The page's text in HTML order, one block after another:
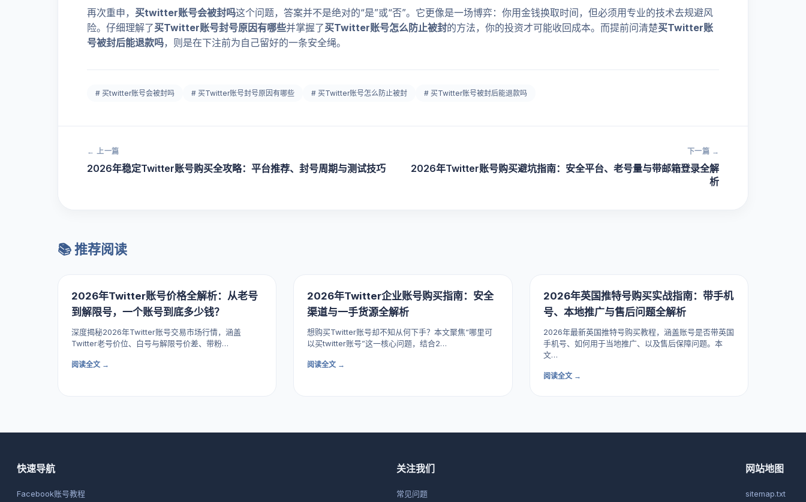
再次重申， 买twitter账号会被封吗这个问题，答案并不是绝对的“是”或“否”。它更像是一场博弈：你用金钱换取时间，但必须用专业的技术去规避风
险。仔细理解了买Twitter账号封号原因有哪些并掌握了买Twitter账号怎么防止被封的方法，你的投资才可能收回成本。而提前问清楚买Twitter账
号被封后能退款吗，则是在下注前为自己留好的一条安全绳。
# 买twitter账号会被封吗 # 买Twitter账号封号原因有哪些 # 买Twitter账号怎么防止被封 # 买Twitter账号被封后能退款吗
← 上一篇
2026年稳定Twitter账号购买全攻略：平台推荐、封号周期与测试技巧
下一篇 →
2026年Twitter账号购买避坑指南：安全平台、老号量与带邮箱登录全解
析
📚 推荐阅读
2026年Twitter账号价格全解析：从老号
到解限号，一个账号到底多少钱？
深度揭秘2026年Twitter账号交易市场行情，涵盖
Twitter老号价位、白号与解限号价差、带粉…
阅读全文 →
2026年Twitter企业账号购买指南：安全
渠道与一手货源全解析
想购买Twitter账号却不知从何下手？本文聚焦“哪里可
以买twitter账号”这一核心问题，结合2…
阅读全文 →
2026年英国推特号购买实战指南：带手机
号、本地推广与售后问题全解析
2026年最新英国推特号购买教程，涵盖账号是否带英国
手机号、如何用于当地推广、以及售后保障问题。本
文…
阅读全文 →
快速导航
Facebook账号教程
关注我们
常见问题
网站地图
sitemap.txt